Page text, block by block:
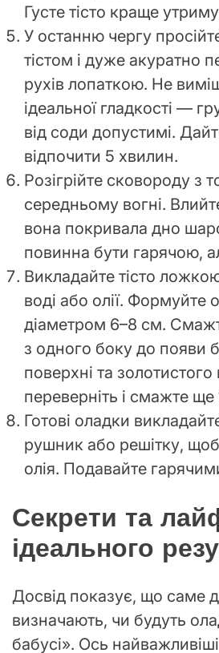
Густе тісто краще
У останню чергу
тістом і дуже акуратно
рухів лопаткою. Не
ідеальної гладкості —
від соди допустимі.
відпочити 5 хвилин.
Розігрійте сковороду з
середньому вогні.
вона покривала дно
повинна бути гарячою,
Викладайте тісто
воді або олії. Формуйте
діаметром 6–8 см.
з одного боку до появи
поверхні та
переверніть і смажте
Готові оладки
рушник або решітку,
олія. Подавайте
Секрети та
ідеального
Досвід показує, що саме
визначають, чи будуть
бабусі». Ось